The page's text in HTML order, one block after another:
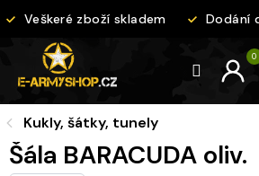
na
Veškeré zboží skladem Dodání
Kukly, šátky, tunely
Šála BARACUDA oliv.